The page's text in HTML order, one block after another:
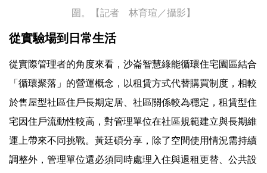
圍。【記者 林育瑄／攝影】
從實驗場到日常生活
從實際管理者的角度來看，沙崙智慧綠能循環住宅園區結合
「循環聚落」的營運概念，以租賃方式代替購買制度，相較
於售屋型社區住戶長期定居、社區關係較為穩定，租賃型住
宅因住戶流動性較高，對管理單位在社區規範建立與長期維
運上帶來不同挑戰。黃廷碩分享，除了空間使用情況需持續
調整外，管理單位還必須同時處理入住與退租更替、公共設